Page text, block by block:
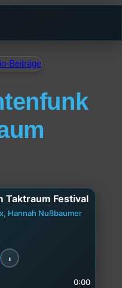
Beiträge
Taktraum Festival
Hannah Nußbaumer
0:00